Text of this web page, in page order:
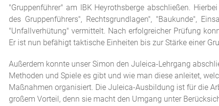
"Gruppenführer" am IBK Heyrothsberge abschließen.
des Gruppenführers", Rechtsgrundlagen", "Baukunde",
"Unfallverhütung" vermittelt. Nach erfolgreicher Prüfung
Er ist nun befähigt taktische Einheiten bis zur Stärke einer
Außerdem konnte unser Simon den Juleica-Lehrgang
Methoden und Spiele es gibt und wie man diese anleitet,
Maßnahmen organisiert. Die Juleica-Ausbildung ist für die
großem Vorteil, denn sie macht den Umgang unter